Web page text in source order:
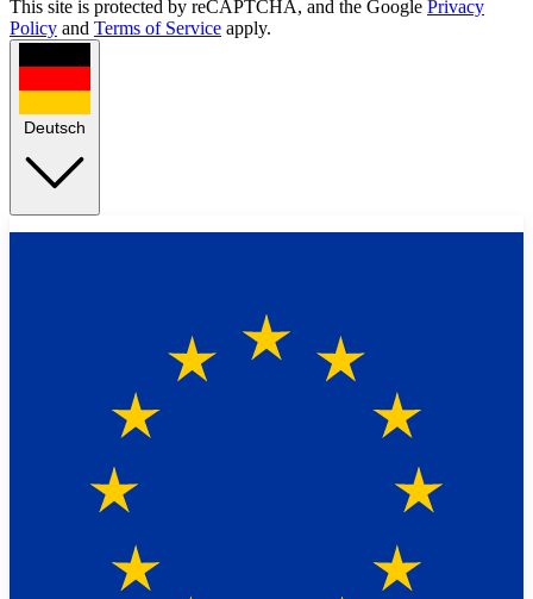
This site is protected by reCAPTCHA, and the Google Privacy
Policy and Terms of Service apply.
Deutsch